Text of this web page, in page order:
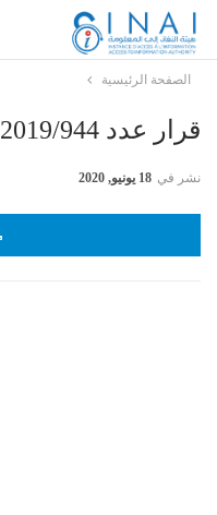
الصفحة الرئيسية
قرار عدد 2019/944 بتاريخ 2020/01/23
نشر في 18 يونيو, 2020